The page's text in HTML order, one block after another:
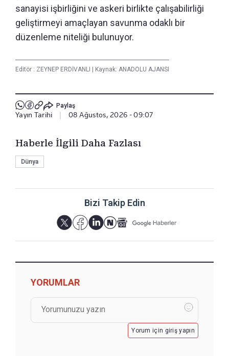
sanayisi işbirliğini ve askeri birlikte çalışabilirliği
geliştirmeyi amaçlayan savunma odaklı bir
düzenleme niteliği bulunuyor.
Editör : ZEYNEP ERDİVANLI | Kaynak: ANADOLU AJANSI
Paylaş
Yayın Tarihi 08 Ağustos, 2026 - 09:07
Haberle İlgili Daha Fazlası
Dünya
Bizi Takip Edin
YORUMLAR
Yorum için giriş yapın